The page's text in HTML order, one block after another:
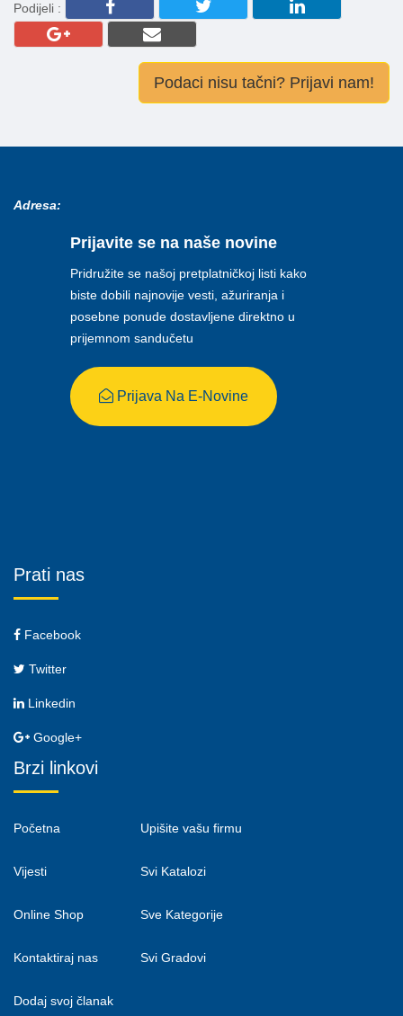
Podijeli :
Podaci nisu tačni? Prijavi nam!
Adresa:
Prijavite se na naše novine
Pridružite se našoj pretplatničkoj listi kako
biste dobili najnovije vesti, ažuriranja i
posebne ponude dostavljene direktno u
prijemnom sandučetu
Prijava Na E-Novine
Prati nas
Facebook
Twitter
Linkedin
Google+
Brzi linkovi
Početna
Vijesti
Online Shop
Kontaktiraj nas
Dodaj svoj članak
Upišite vašu firmu
Svi Katalozi
Sve Kategorije
Svi Gradovi